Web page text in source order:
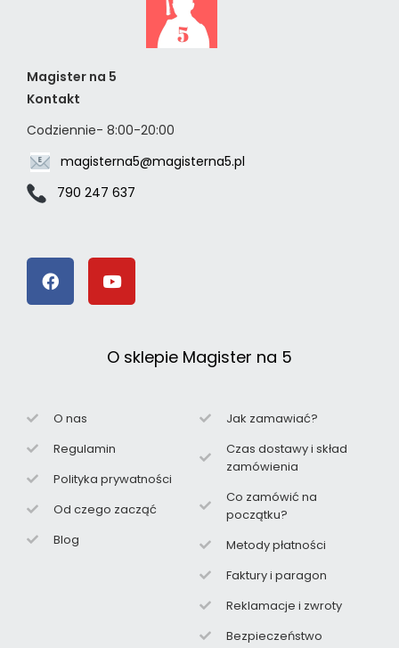
Magister na 5
Kontakt
Codziennie- 8:00-20:00
magisterna5@magisterna5.pl
790 247 637
O sklepie Magister na 5
O nas
Regulamin
Polityka prywatności
Od czego zacząć
Blog
Jak zamawiać?
Czas dostawy i skład
zamówienia
Co zamówić na
początku?
Metody płatności
Faktury i paragon
Reklamacje i zwroty
Bezpieczeństwo